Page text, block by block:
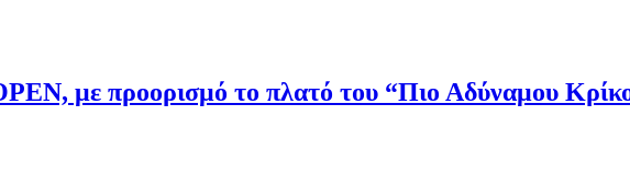
με προορισμό το πλατό του “Πιο Αδύναμου